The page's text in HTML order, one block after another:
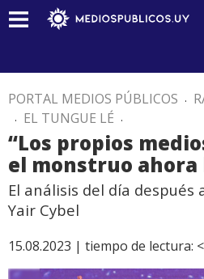
PORTAL MEDIOS PÚBLICOS .
. EL TUNGUE LÉ .
“Los propios
el monstruo
El análisis del día después
Yair Cybel
15.08.2023 | tiempo de lectura: